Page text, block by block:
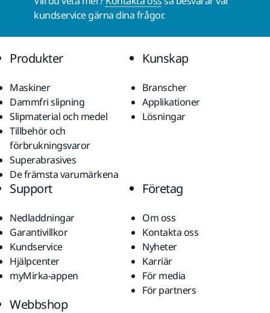
kundservice gärna dina frågor.
Produkter
Maskiner
Dammfri slipning
Slipmaterial och medel
Tillbehör och
förbrukningsvaror
Superabrasives
De främsta varumärkena
Kunskap
Branscher
Applikationer
Lösningar
Support
Nedladdningar
Garantivillkor
Kundservice
Hjälpcenter
myMirka-appen
Företag
Om oss
Kontakta oss
Nyheter
Karriär
För media
För partners
Webbshop